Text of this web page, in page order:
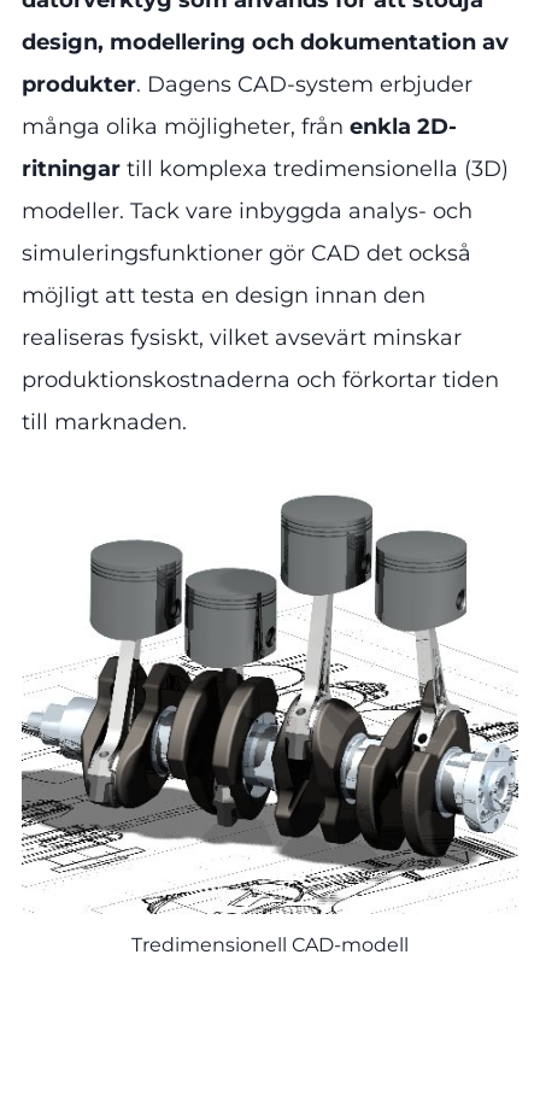
design, modellering och dokumentation av
produkter. Dagens CAD-system erbjuder
många olika möjligheter, från enkla 2D-
ritningar till komplexa tredimensionella (3D)
modeller. Tack vare inbyggda analys- och
simuleringsfunktioner gör CAD det också
möjligt att testa en design innan den
realiseras fysiskt, vilket avsevärt minskar
produktionskostnaderna och förkortar tiden
till marknaden.
Tredimensionell CAD-modell